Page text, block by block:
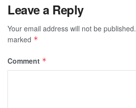
Leave a Reply
Your email address will not be published.
marked *
Comment *